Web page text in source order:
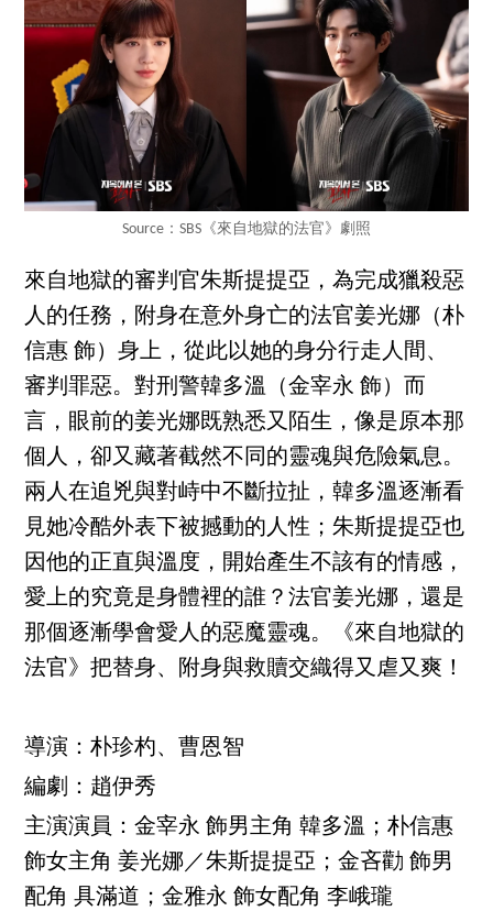
Source：SBS《來自地獄的法官》劇照
來自地獄的審判官朱斯提提亞，為完成獵殺惡
人的任務，附身在意外身亡的法官姜光娜（朴
信惠 飾）身上，從此以她的身分行走人間、
審判罪惡。對刑警韓多溫（金宰永 飾）而
言，眼前的姜光娜既熟悉又陌生，像是原本那
個人，卻又藏著截然不同的靈魂與危險氣息。
兩人在追兇與對峙中不斷拉扯，韓多溫逐漸看
見她冷酷外表下被撼動的人性；朱斯提提亞也
因他的正直與溫度，開始產生不該有的情感，
愛上的究竟是身體裡的誰？法官姜光娜，還是
那個逐漸學會愛人的惡魔靈魂。《來自地獄的
法官》把替身、附身與救贖交織得又虐又爽！
導演：朴珍杓、曹恩智
編劇：趙伊秀
主演演員：金宰永 飾男主角 韓多溫；朴信惠
飾女主角 姜光娜／朱斯提提亞；金吝勸 飾男
配角 具滿道；金雅永 飾女配角 李峨瓏